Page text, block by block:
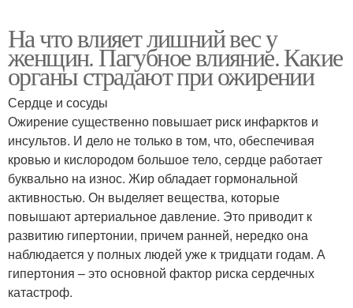
На что влияет лишний вес у
женщин. Пагубное влияние. Какие
органы страдают при ожирении
Сердце и сосуды
Ожирение существенно повышает риск инфарктов и
инсультов. И дело не только в том, что, обеспечивая
кровью и кислородом большое тело, сердце работает
буквально на износ. Жир обладает гормональной
активностью. Он выделяет вещества, которые
повышают артериальное давление. Это приводит к
развитию гипертонии, причем ранней, нередко она
наблюдается у полных людей уже к тридцати годам. А
гипертония – это основной фактор риска сердечных
катастроф.